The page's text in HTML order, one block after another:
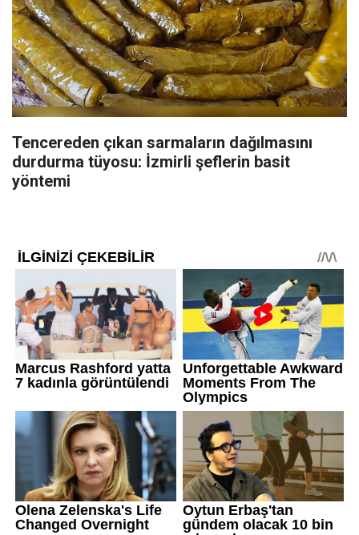
Tencereden çıkan sarmaların dağılmasını
durdurma tüyosu: İzmirli şeflerin basit
yöntemi